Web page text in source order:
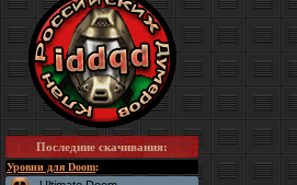
Последние скачивания:
Уровни для Doom: